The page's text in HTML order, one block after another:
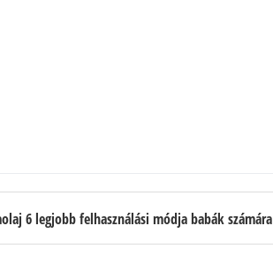
6 legjobb felhasználási módja babák számára